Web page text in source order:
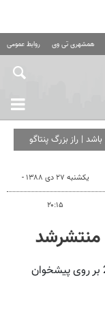
همشهری تی وی روابط عمومی
| راز بزرگ پنتاگون
یکشنبه ۲۷ دی ۱۳۸۸ -
۲۰:۱۵
همشهری آنلاین: همشهری جوان شماره 246 بر روی پیشخوان